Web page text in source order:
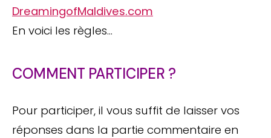
DreamingofMaldives.com
En voici les règles…
COMMENT PARTICIPER ?
Pour participer, il vous suffit de laisser vos
réponses dans la partie commentaire en